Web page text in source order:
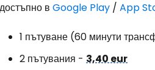
в Google Play / App
1 пътуване (60 минути
2 пътувания - 3,40 eur